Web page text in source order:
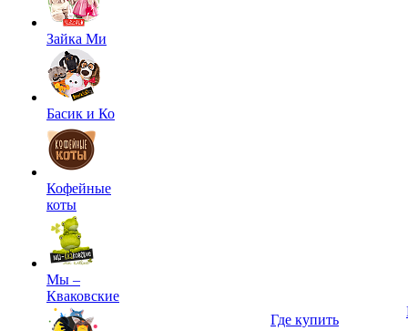
Зайка Ми
Басик и Ко
Кофейные
коты
Мы –
Кваковские
Где купить